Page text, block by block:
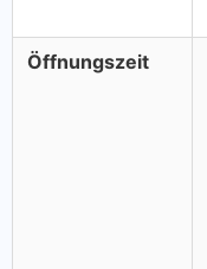
Öffnungszeit